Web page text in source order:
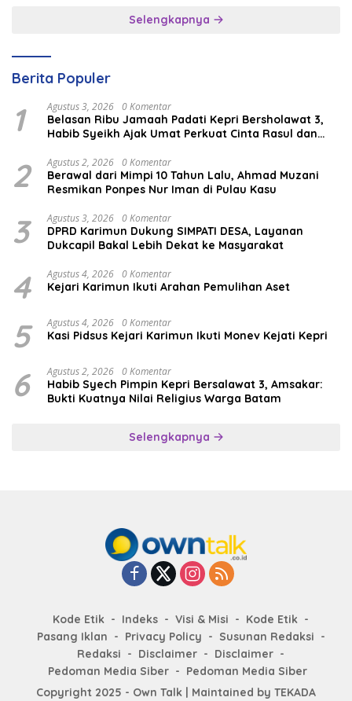
Selengkapnya
Berita Populer
1 Agustus 3, 2026 0 Komentar
Belasan Ribu Jamaah Padati Kepri Bersholawat 3,
Habib Syeikh Ajak Umat Perkuat Cinta Rasul dan
2 Agustus 2, 2026 0 Komentar
Berawal dari Mimpi 10 Tahun Lalu, Ahmad Muzani
Resmikan Ponpes Nur Iman di Pulau Kasu
3 Agustus 3, 2026 0 Komentar
DPRD Karimun Dukung SIMPATI DESA, Layanan
Dukcapil Bakal Lebih Dekat ke Masyarakat
4 Agustus 4, 2026 0 Komentar
Kejari Karimun Ikuti Arahan Pemulihan Aset
5 Agustus 4, 2026 0 Komentar
Kasi Pidsus Kejari Karimun Ikuti Monev Kejati Kepri
6 Agustus 2, 2026 0 Komentar
Habib Syech Pimpin Kepri Bersalawat 3, Amsakar:
Bukti Kuatnya Nilai Religius Warga Batam
Selengkapnya
Kode Etik Indeks Visi & Misi
Kode Etik
Pasang Iklan
Privacy Policy
Susunan Redaksi
Redaksi
Disclaimer
Disclaimer
Pedoman Media Siber
Pedoman Media Siber
Copyright 2025 - Own Talk | Maintained by TEKADA